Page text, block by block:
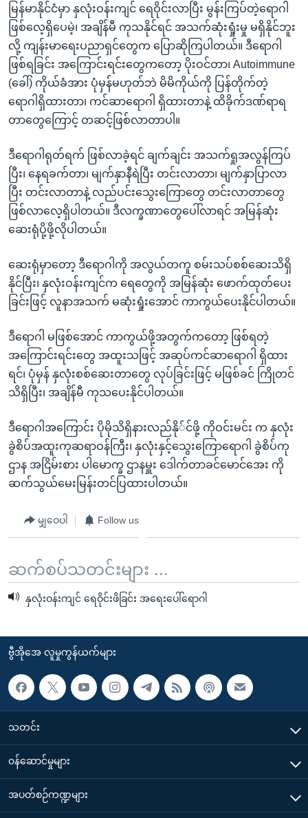
ရန်
ရှာဖွေ
ရန်
နေရာ
သို့
ကျော်
ရန်
ဘာသာစကားများ
မြန်မာနိုင်ငံမှာ နှလုံးဝန်းကျင် ရေဝိုင်းလာပြီး မွန်းကြပ်တဲ့ရောဂါ
ဖြစ်လေ့ရှိပေမဲ့၊ အချိန်မီ ကုသနိုင်ရင် အသက်ဆုံးရှုံးမှု မရှိနိုင်ဘူး
လို့ ကျန်းမာရေးပညာရှင်တွေက ပြောဆိုကြပါတယ်။ ဒီရောဂါ
ဖြစ်ရခြင်း အကြောင်းရင်းတွေကတော့ ပိုးဝင်တာ၊ Autoimmune
(ခေါ်) ကိုယ်ခံအား ပုံမှန်မဟုတ်ဘဲ မိမိကိုယ်ကို ပြန်တိုက်တဲ့
ရောဂါရှိထားတာ၊ ကင်ဆာရောဂါ ရှိထားတာနဲ့ ထိခိုက်ဒဏ်ရာရ
တာတွေကြောင့် တဆင့်ဖြစ်လာတာပါ။
ဒီရောဂါရုတ်ရက် ဖြစ်လာခဲ့ရင် ချက်ချင်း အသက်ရှုအလွန်ကြပ်
ပြီး၊ နေရခက်တာ၊ မျက်နှာနီရဲပြီး တင်းလာတာ၊ မျက်နှာပြာလာ
ပြီး တင်းလာတာနဲ့ လည်ပင်းသွေးကြောတွေ တင်းလာတာတွေ
ဖြစ်လာလေ့ရှိပါတယ်။ ဒီလက္ခဏာတွေပေါ်လာရင် အမြန်ဆုံး
ဆေးရုံပို့ဖို့လိုပါတယ်။
ဆေးရုံမှာတော့ ဒီရောဂါကို အလွယ်တကူ စမ်းသပ်စစ်ဆေးသိရှိ
နိုင်ပြီး၊ နှလုံးဝန်းကျင်က ရေတွေကို အမြန်ဆုံး ဖောက်ထုတ်ပေး
ခြင်းဖြင့် လူနာအသက် မဆုံးရှုံးအောင် ကာကွယ်ပေးနိုင်ပါတယ်။
ဒီရောဂါ မဖြစ်အောင် ကာကွယ်ဖို့အတွက်ကတော့ ဖြစ်ရတဲ့
အကြောင်းရင်းတွေ အထူးသဖြင့် အဆုပ်ကင်ဆာရောဂါ ရှိထား
ရင်၊ ပုံမှန် နှလုံးစစ်ဆေးတာတွေ လုပ်ခြင်းဖြင့် မဖြစ်ခင် ကြိုတင်
သိရှိပြီး၊ အချိန်မီ ကုသပေးနိုင်ပါတယ်။
ဒီရောဂါအကြောင်း ပိုမိုသိရှိနားလည်နို်င်ဖို့ ကိုဝင်းမင်း က နှလုံး
ခွဲစိပ်အထူးကုဆရာဝန်ကြီး၊ နှလုံးနှင့်သွေးကြောရောဂါ ခွဲစိပ်ကု
ဌာန အငြိမ်းစား ပါမောက္ခ ဌာနမှူး ဒေါက်တာခင်မောင်အေး ကို
ဆက်သွယ်မေးမြန်းတင်ပြထားပါတယ်။
မျှဝေပါ Follow us
ဆက်စပ်သတင်းများ ...
နှလုံးဝန်းကျင် ရေဝိုင်းဖိခြင်း အရေးပေါ်ရောဂါ
ဗွီအိုအေ လူမှုကွန်ယက်များ
သတင်း
၀န်ဆောင်မှုများ
အပတ်စဉ်ကဏ္ဍများ